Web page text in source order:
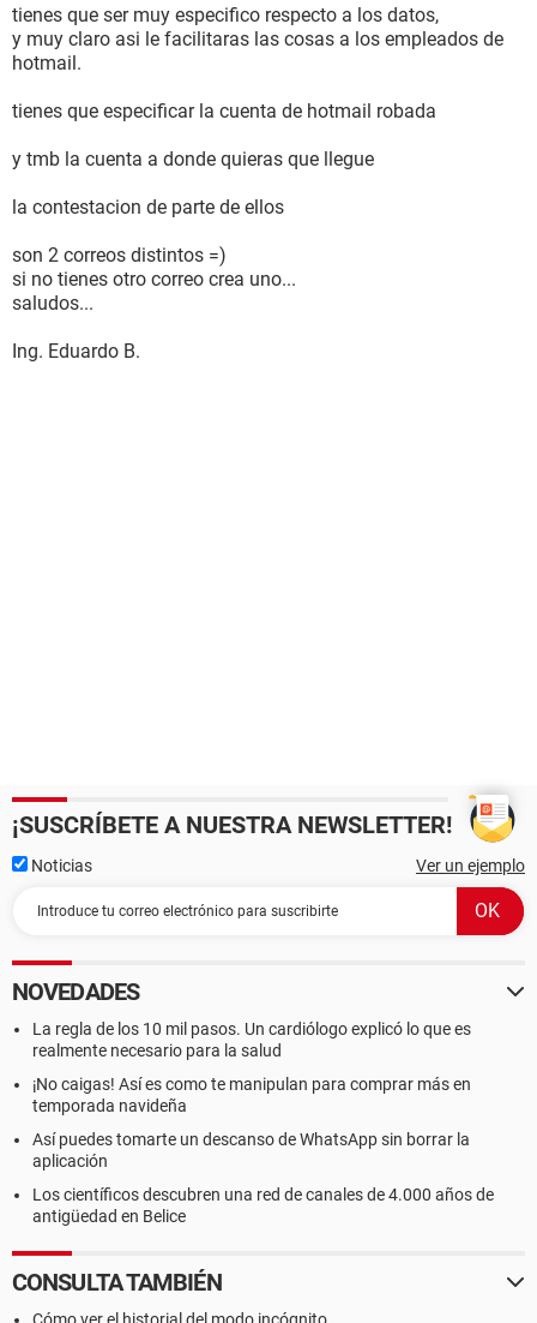
tienes que ser muy especifico respecto a los datos,
y muy claro asi le facilitaras las cosas a los empleados de
hotmail.
tienes que especificar la cuenta de hotmail robada
y tmb la cuenta a donde quieras que llegue
la contestacion de parte de ellos
son 2 correos distintos =)
si no tienes otro correo crea uno...
saludos...
Ing. Eduardo B.
¡SUSCRÍBETE A NUESTRA NEWSLETTER!
Noticias Ver un ejemplo
NOVEDADES
La regla de los 10 mil pasos. Un cardiólogo explicó lo que es
realmente necesario para la salud
¡No caigas! Así es como te manipulan para comprar más en
temporada navideña
Así puedes tomarte un descanso de WhatsApp sin borrar la
aplicación
Los científicos descubren una red de canales de 4.000 años de
antigüedad en Belice
CONSULTA TAMBIÉN